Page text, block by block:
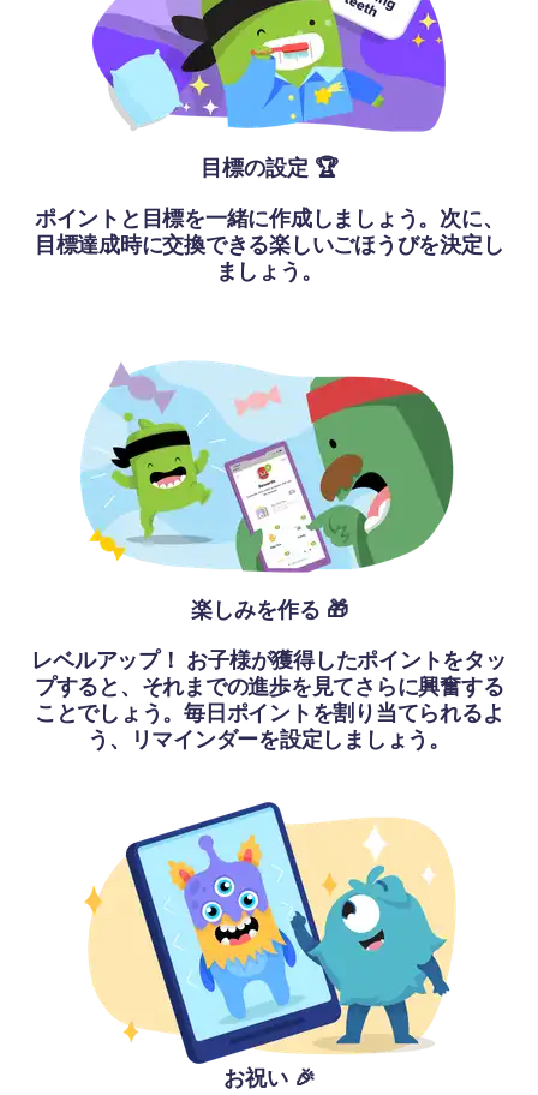
目標の設定 🏆
ポイントと目標を一緒に作成しましょう。次に、
目標達成時に交換できる楽しいごほうびを決定し
ましょう。
楽しみを作る 🎁
レベルアップ！ お子様が獲得したポイントをタッ
プすると、それまでの進歩を見てさらに興奮する
ことでしょう。毎日ポイントを割り当てられるよ
う、リマインダーを設定しましょう。
お祝い 🎉